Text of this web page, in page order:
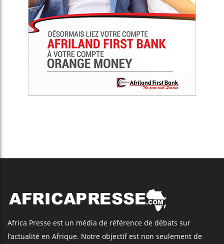
Africa Presse est un média de référence de débats sur
l’actualité en Afrique. Notre objectif est non seulement de